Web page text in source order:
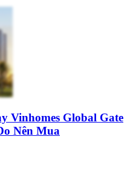
Vinhomes Global Gate
Nên Mua